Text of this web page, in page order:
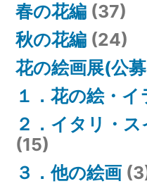
春の花編 (37)
秋の花編 (24)
花の絵画展(公
１．花の絵・イ
２．イタリ・
(15)
３．他の絵画